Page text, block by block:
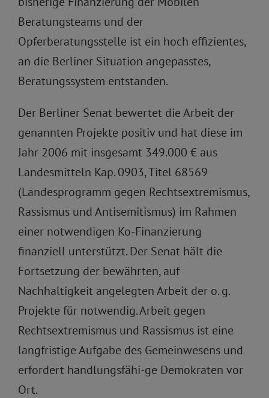
Beratungsteams und der
Opferberatungsstelle ist ein hoch effizientes,
an die Berliner Situation angepasstes,
Beratungssystem entstanden.
Der Berliner Senat bewertet die Arbeit der
genannten Projekte positiv und hat diese im
Jahr 2006 mit insgesamt 349.000 € aus
Landesmitteln Kap. 0903, Titel 68569
(Landesprogramm gegen Rechtsextremismus,
Rassismus und Antisemitismus) im Rahmen
einer notwendigen Ko-Finanzierung
finanziell unterstützt. Der Senat hält die
Fortsetzung der bewährten, auf
Nachhaltigkeit angelegten Arbeit der o. g.
Projekte für notwendig. Arbeit gegen
Rechtsextremismus und Rassismus ist eine
langfristige Aufgabe des Gemeinwesens und
erfordert handlungsfähi-ge Demokraten vor
Ort.